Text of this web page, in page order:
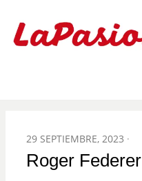
POSTED
ON
29 SEPTIEMBRE, 2023
Roger Federer